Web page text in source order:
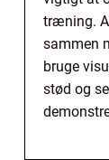
træning.
sammen
bruge
stød og